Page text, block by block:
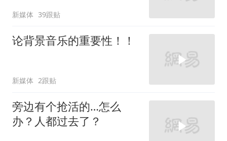
新媒体 39跟贴
论背景音乐的重要性！！
新媒体 2跟贴
旁边有个抢活的…怎么
办？人都过去了？